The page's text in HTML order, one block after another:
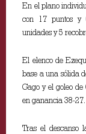
En el plano
con 17 puntos y
unidades y 5
El elenco de
base a una sólida
Gago y el goleo
en ganancia 38-27.
Tras el descanso